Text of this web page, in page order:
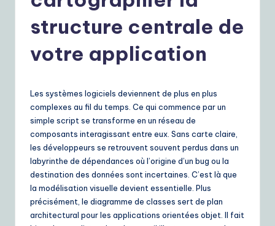
o
D
ai
ly
structure centrale de
votre application
Les systèmes logiciels deviennent de plus en plus
complexes au fil du temps. Ce qui commence par un
simple script se transforme en un réseau de
composants interagissant entre eux. Sans carte claire,
les développeurs se retrouvent souvent perdus dans un
labyrinthe de dépendances où l’origine d’un bug ou la
destination des données sont incertaines. C’est là que
la modélisation visuelle devient essentielle. Plus
précisément, le diagramme de classes sert de plan
architectural pour les applications orientées objet. Il fait